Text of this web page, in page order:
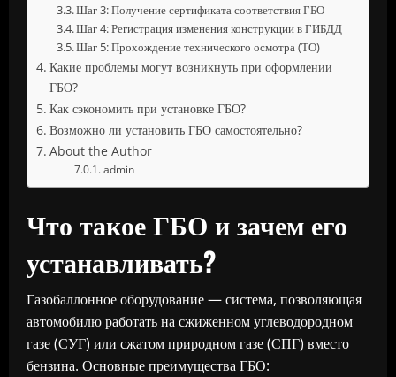
Шаг 3: Получение сертификата соответствия ГБО
Шаг 4: Регистрация изменения конструкции в ГИБДД
Шаг 5: Прохождение технического осмотра (ТО)
Какие проблемы могут возникнуть при оформлении
ГБО?
Как сэкономить при установке ГБО?
Возможно ли установить ГБО самостоятельно?
About the Author
admin
Что такое ГБО и зачем его
устанавливать?
Газобаллонное оборудование — система, позволяющая
автомобилю работать на сжиженном углеводородном
газе (СУГ) или сжатом природном газе (СПГ) вместо
бензина. Основные преимущества ГБО: